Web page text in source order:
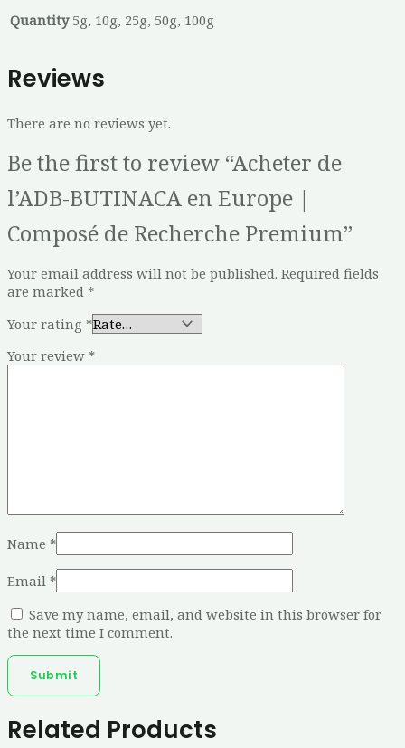
Quantity 5g, 10g, 25g, 50g, 100g
Reviews
There are no reviews yet.
Be the first to review “Acheter de
l’ADB-BUTINACA en Europe |
Composé de Recherche Premium”
Your email address will not be published. Required fields
are marked *
Your rating *
Your review *
Name *
Email *
Save my name, email, and website in this browser for
the next time I comment.
Related Products